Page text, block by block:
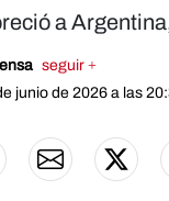
a
seguir +
junio de 2026 a las